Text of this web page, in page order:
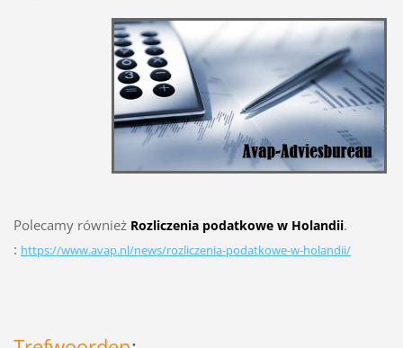
Polecamy również Rozliczenia podatkowe w Holandii.
: https://www.avap.nl/news/rozliczenia-podatkowe-w-holandii/